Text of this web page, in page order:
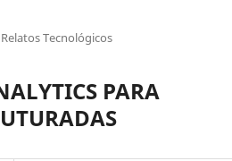
Relatos Tecnológicos
PARA